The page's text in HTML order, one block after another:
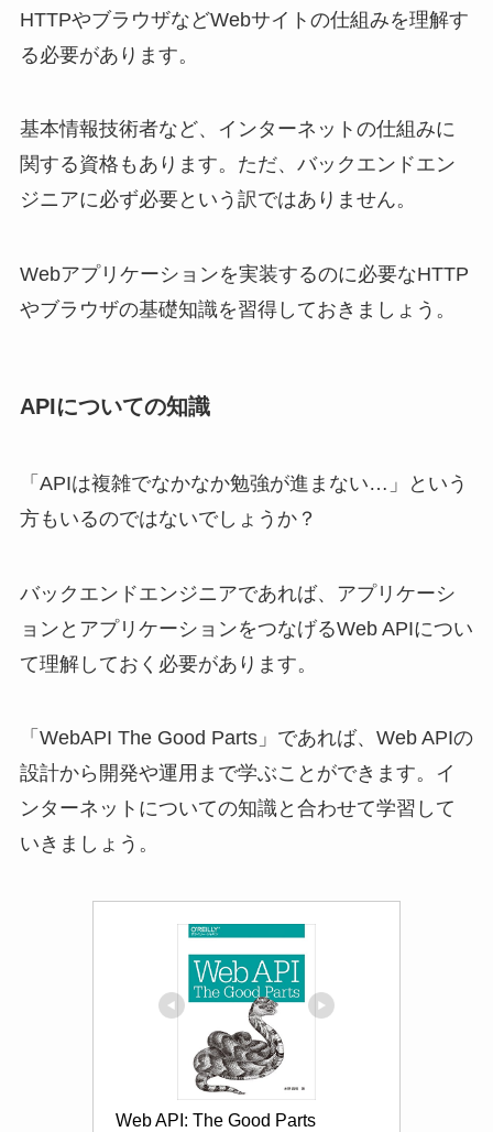
HTTPやブラウザなどWebサイトの仕組みを理解す
る必要があります。
基本情報技術者など、インターネットの仕組みに
関する資格もあります。ただ、バックエンドエン
ジニアに必ず必要という訳ではありません。
Webアプリケーションを実装するのに必要なHTTP
やブラウザの基礎知識を習得しておきましょう。
APIについての知識
「APIは複雑でなかなか勉強が進まない…」という
方もいるのではないでしょうか？
バックエンドエンジニアであれば、アプリケーシ
ョンとアプリケーションをつなげるWeb APIについ
て理解しておく必要があります。
「WebAPI The Good Parts」であれば、Web APIの
設計から開発や運用まで学ぶことができます。イ
ンターネットについての知識と合わせて学習して
いきましょう。
Web API: The Good Parts